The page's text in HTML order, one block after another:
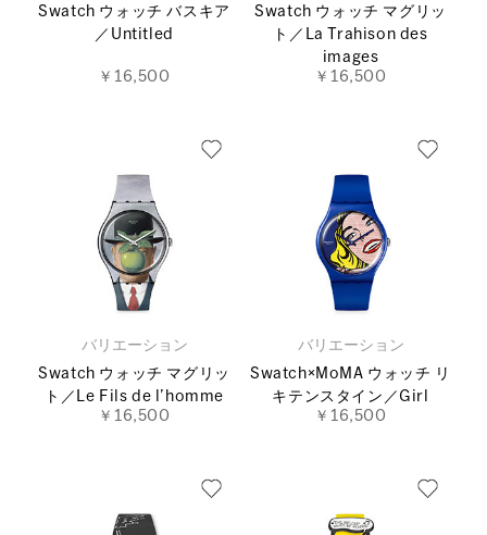
Swatch ウォッチ バスキア
／Untitled
￥16,500
Swatch ウォッチ マグリッ
ト／La Trahison des
images
￥16,500
バリエーション
Swatch ウォッチ マグリッ
ト／Le Fils de l’homme
￥16,500
バリエーション
Swatch×MoMA ウォッチ リ
キテンスタイン／Girl
￥16,500